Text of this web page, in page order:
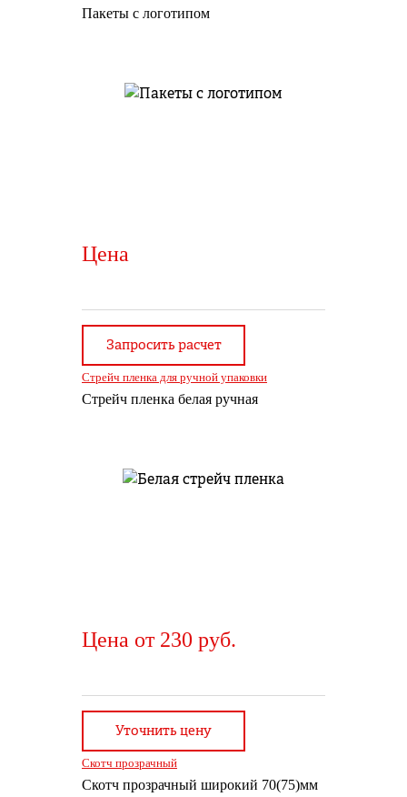
Пакеты с логотипом
Цена
Запросить расчет
Стрейч пленка для ручной упаковки
Стрейч пленка белая ручная
Цена от 230 руб.
Уточнить цену
Скотч прозрачный
Скотч прозрачный широкий 70(75)мм